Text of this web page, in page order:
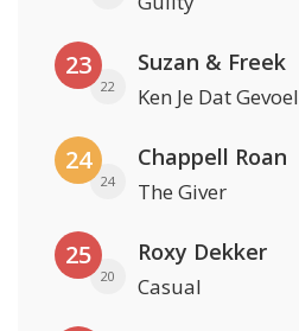
23
22
Suzan & Freek
Ken Je Dat Gevoel
24
24
Chappell Roan
The Giver
25
20
Roxy Dekker
Casual